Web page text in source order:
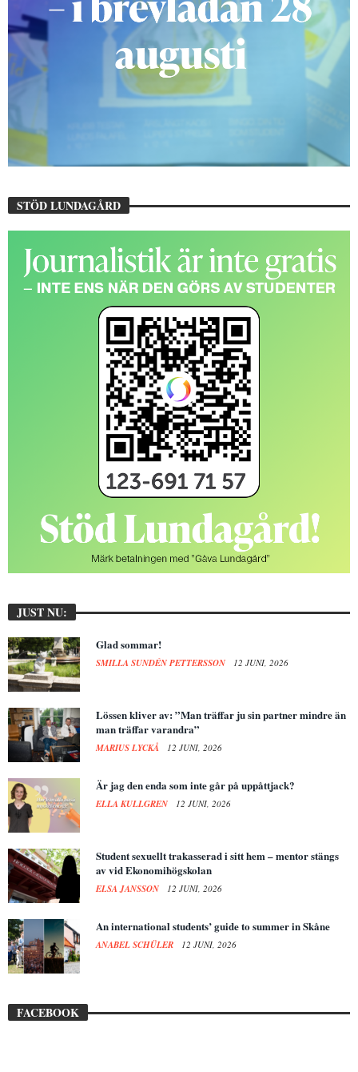
STÖD LUNDAGÅRD
JUST NU:
Glad sommar!
SMILLA SUNDÉN PETTERSSON 12 JUNI, 2026
Lössen kliver av: ”Man träffar ju sin partner mindre än
man träffar varandra”
MARIUS LYCKÅ 12 JUNI, 2026
Är jag den enda som inte går på uppåttjack?
ELLA KULLGREN 12 JUNI, 2026
Student sexuellt trakasserad i sitt hem – mentor stängs
av vid Ekonomihögskolan
ELSA JANSSON 12 JUNI, 2026
An international students’ guide to summer in Skåne
ANABEL SCHÜLER 12 JUNI, 2026
FACEBOOK